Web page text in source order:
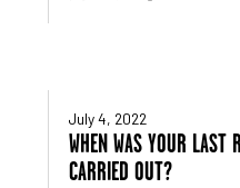
July 4, 2022
WHEN WAS YOUR LAST
CARRIED OUT?